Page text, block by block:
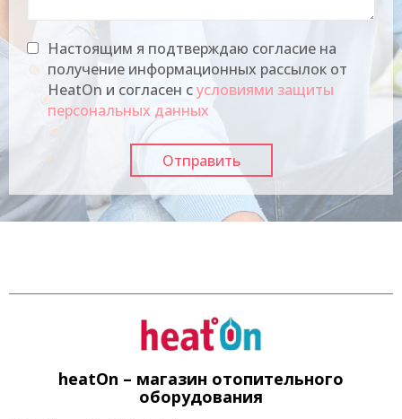
Настоящим я подтверждаю согласие на
получение информационных рассылок от
HeatOn и согласен сусловиями защиты
персональных данных
heatOn – магазин отопительного
оборудования